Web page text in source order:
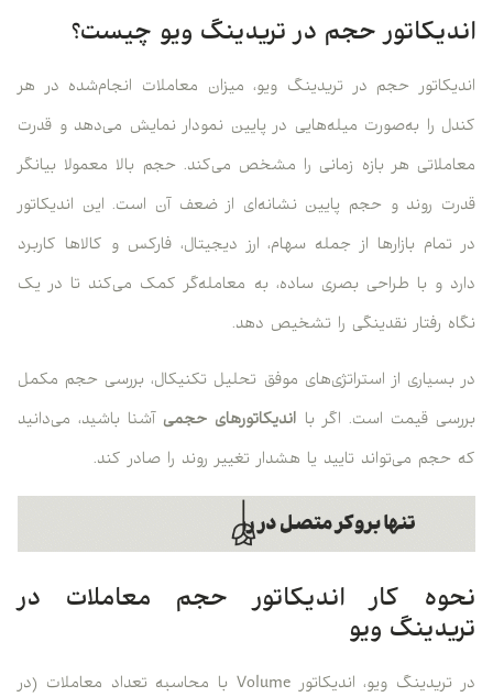
اندیکاتور حجم در تریدینگ ویو چیست؟
اندیکاتور حجم در تریدینگ ویو، میزان معاملات انجام‌شده در هر
کندل را به‌صورت میله‌هایی در پایین نمودار نمایش می‌دهد و قدرت
معاملاتی هر بازه زمانی را مشخص می‌کند. حجم بالا معمولا بیانگر
قدرت روند و حجم پایین نشانه‌ای از ضعف آن است. این اندیکاتور
در تمام بازارها از جمله سهام، ارز دیجیتال، فارکس و کالاها کاربرد
دارد و با طراحی بصری ساده، به معامله‌گر کمک می‌کند تا در یک
نگاه رفتار نقدینگی را تشخیص دهد.
در بسیاری از استراتژی‌های موفق تحلیل تکنیکال، بررسی حجم مکمل
بررسی قیمت است. اگر با اندیکاتورهای حجمی آشنا باشید، می‌دانید
که حجم می‌تواند تایید یا هشدار تغییر روند را صادر کند.
نحوه کار اندیکاتور حجم معاملات در
تریدینگ ویو
در تریدینگ ویو، اندیکاتور Volume با محاسبه تعداد معاملات (در